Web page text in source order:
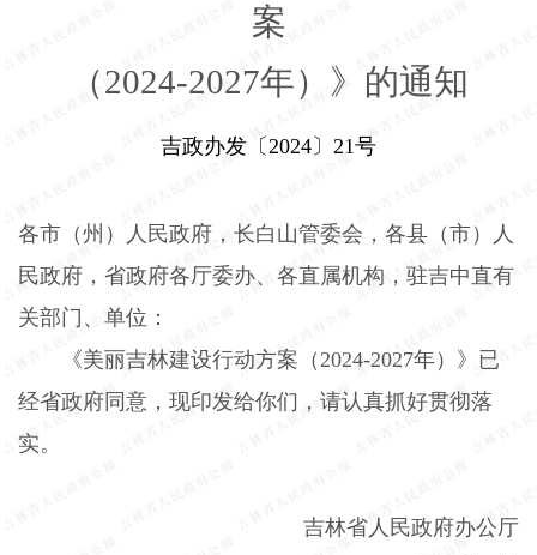
案
（2024-2027年）》的通知
吉政办发〔2024〕 21号
各市（州）人民政府，长白山管委会，各县（市）人
民政府，省政府各厅委办、各直属机构，驻吉中直有
关部门、单位：
《美丽吉林建设行动方案（ 2024-2027年）》已
经省政府同意，现印发给你们，请认真抓好贯彻落
实。
吉林省人民政府办公厅